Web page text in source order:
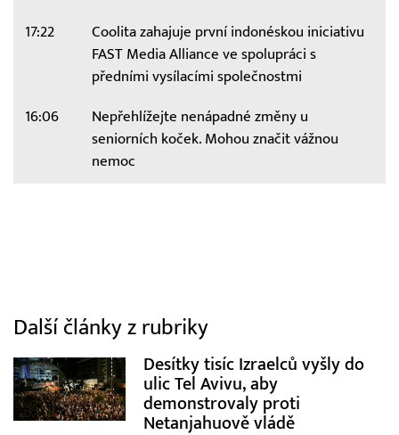
17:22
Coolita zahajuje první indonéskou iniciativu
FAST Media Alliance ve spolupráci s
předními vysílacími společnostmi
16:06
Nepřehlížejte nenápadné změny u
seniorních koček. Mohou značit vážnou
nemoc
Další články z rubriky
Desítky tisíc Izraelců vyšly do
ulic Tel Avivu, aby
demonstrovaly proti
Netanjahuově vládě